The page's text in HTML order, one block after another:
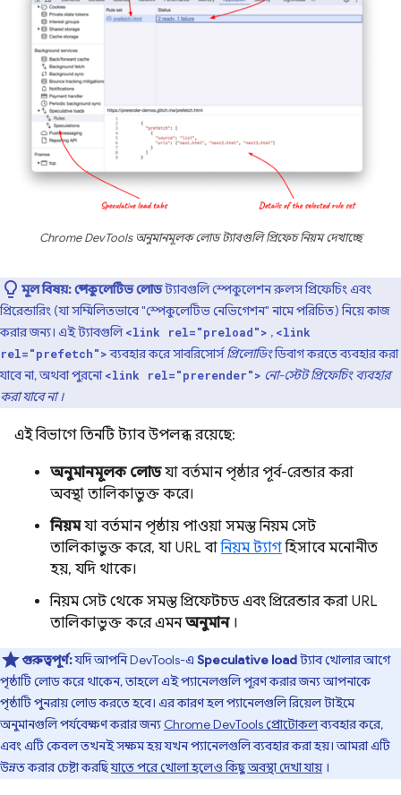
Chrome DevTools অনুমানমূলক লোড ট্যাবগুলি প্রিফেচ নিয়ম দেখাচ্ছে
মূল বিষয়:স্পেকুলেটিভ লোডট্যাবগুলি স্পেকুলেশন রুলস প্রিফেচিং এবং
প্রিরেন্ডারিং (যা সম্মিলিতভাবে "স্পেকুলেটিভ নেভিগেশন" নামে পরিচিত) নিয়ে কাজ
করার জন্য। এই ট্যাবগুলি<link rel="preload"> , <link
rel="prefetch">ব্যবহার করে সাবরিসোর্সপ্রিলোডিংডিবাগ করতে ব্যবহার করা
যাবে না, অথবা পুরনো<link rel="prerender"> নো-স্টেট প্রিফেচিং ব্যবহার
করা যাবে না ।
এই বিভাগে তিনটি ট্যাব উপলব্ধ রয়েছে:
অনুমানমূলক লোডযা বর্তমান পৃষ্ঠার পূর্ব-রেন্ডার করা
অবস্থা তালিকাভুক্ত করে।
নিয়মযা বর্তমান পৃষ্ঠায় পাওয়া সমস্ত নিয়ম সেট
তালিকাভুক্ত করে, যা URL বানিয়ম ট্যাগহিসাবে মনোনীত
হয়, যদি থাকে।
নিয়ম সেট থেকে সমস্ত প্রিফেটচড এবং প্রিরেন্ডার করা URL
তালিকাভুক্ত করে এমনঅনুমান।
গুরুত্বপূর্ণ:যদি আপনি DevTools-এ Speculative loadট্যাব খোলার আগে
পৃষ্ঠাটি লোড করে থাকেন, তাহলে এই প্যানেলগুলি পূরণ করার জন্য আপনাকে
পৃষ্ঠাটি পুনরায় লোড করতে হবে। এর কারণ হল প্যানেলগুলি রিয়েল টাইমে
অনুমানগুলি পর্যবেক্ষণ করার জন্য Chrome DevTools প্রোটোকলব্যবহার করে,
এবং এটি কেবল তখনই সক্ষম হয় যখন প্যানেলগুলি ব্যবহার করা হয়। আমরা এটি
উন্নত করার চেষ্টা করছিযাতে পরে খোলা হলেও কিছু অবস্থা দেখা যায়।